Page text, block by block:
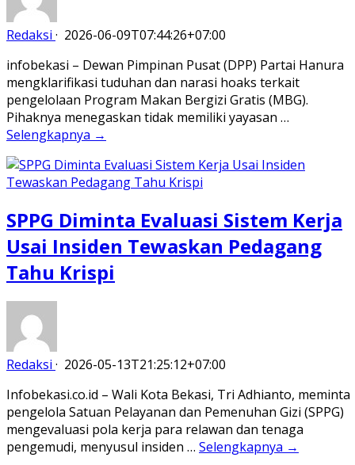
Redaksi · 2026-06-09T07:44:26+07:00
infobekasi – Dewan Pimpinan Pusat (DPP) Partai Hanura
mengklarifikasi tuduhan dan narasi hoaks terkait
pengelolaan Program Makan Bergizi Gratis (MBG).
Pihaknya menegaskan tidak memiliki yayasan …
Selengkapnya →
SPPG Diminta Evaluasi Sistem Kerja
Usai Insiden Tewaskan Pedagang
Tahu Krispi
Redaksi · 2026-05-13T21:25:12+07:00
Infobekasi.co.id – Wali Kota Bekasi, Tri Adhianto, meminta
pengelola Satuan Pelayanan dan Pemenuhan Gizi (SPPG)
mengevaluasi pola kerja para relawan dan tenaga
pengemudi, menyusul insiden … Selengkapnya →